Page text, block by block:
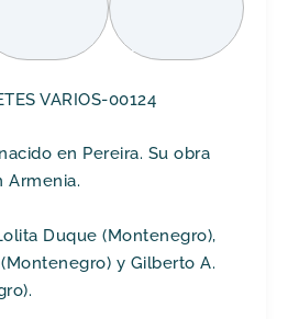
VARIOS-00124
en Pereira. Su obra
Armenia.
Duque (Montenegro),
y Gilberto A.